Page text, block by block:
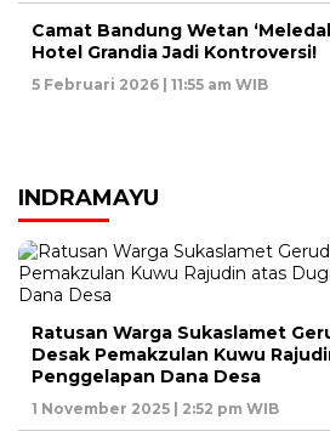
Camat Bandung Wetan
Hotel Grandia Jadi Kontroversi!
5 Februari 2026 | 11:55 am WIB
INDRAMAYU
Ratusan Warga Sukaslamet
Desak Pemakzulan Kuwu
Penggelapan Dana Desa
1 November 2025 | 2:52 pm WIB